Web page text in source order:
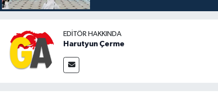
EDITÖR HAKKINDA
Harutyun Çerme